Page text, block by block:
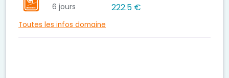
6 jours 222.5 €
Toutes les infos domaine